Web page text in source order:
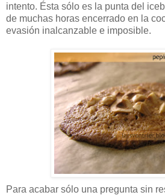
intento. Ésta sólo es la punta del
de muchas horas encerrado en la
evasión inalcanzable e imposible.
Para acabar sólo una pregunta sin